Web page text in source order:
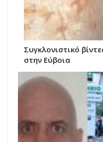
Συγκλονιστικό
στην Εύβοια